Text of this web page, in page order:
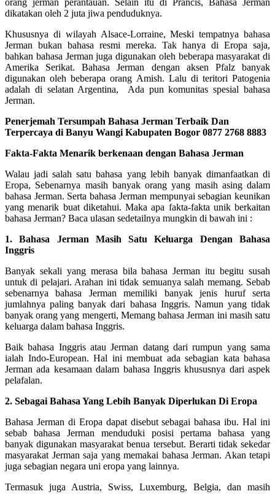
dikatakan oleh 2 juta jiwa penduduknya.
Khususnya di wilayah Alsace-Lorraine, Meski tempatnya bahasa
Jerman bukan bahasa resmi mereka. Tak hanya di Eropa saja,
bahkan bahasa Jerman juga digunakan oleh beberapa masyarakat di
Amerika Serikat. Bahasa Jerman dengan aksen Pfalz banyak
digunakan oleh beberapa orang Amish. Lalu di teritori Patogenia
adalah di selatan Argentina, Ada pun komunitas spesial bahasa
Jerman.
Penerjemah Tersumpah Bahasa Jerman Terbaik Dan
Terpercaya di Banyu Wangi Kabupaten Bogor 0877 2768 8883
Fakta-Fakta Menarik berkenaan dengan Bahasa Jerman
Walau jadi salah satu bahasa yang lebih banyak dimanfaatkan di
Eropa, Sebenarnya masih banyak orang yang masih asing dalam
bahasa Jerman. Serta bahasa Jerman mempunyai sebagian keunikan
yang menarik buat diketahui. Maka apa fakta-fakta unik berkaitan
bahasa Jerman? Baca ulasan sedetailnya mungkin di bawah ini :
1. Bahasa Jerman Masih Satu Keluarga Dengan Bahasa
Inggris
Banyak sekali yang merasa bila bahasa Jerman itu begitu susah
untuk di pelajari. Arahan ini tidak semuanya salah memang. Sebab
sebenarnya bahasa Jerman memiliki banyak jenis huruf serta
jumlahnya paling banyak dari bahasa Inggris. Namun yang tidak
banyak orang yang mengerti, Memang bahasa Jerman ini masih satu
keluarga dalam bahasa Inggris.
Baik bahasa Inggris atau Jerman datang dari rumpun yang sama
ialah Indo-European. Hal ini membuat ada sebagian kata bahasa
Jerman ada kesamaan dalam bahasa Inggris khususnya dari aspek
pelafalan.
2. Sebagai Bahasa Yang Lebih Banyak Diperlukan Di Eropa
Bahasa Jerman di Eropa dapat disebut sebagai bahasa ibu. Hal ini
sebab bahasa Jerman menduduki posisi pertama bahasa yang
banyak digunakan masyarakat benua tersebut. Berarti tidak sekedar
masyarakat Jerman saja yang memakai bahasa Jerman. Akan tetapi
juga sebagian negara uni eropa yang lainnya.
Termasuk juga Austria, Swiss, Luxemburg, Belgia, dan masih